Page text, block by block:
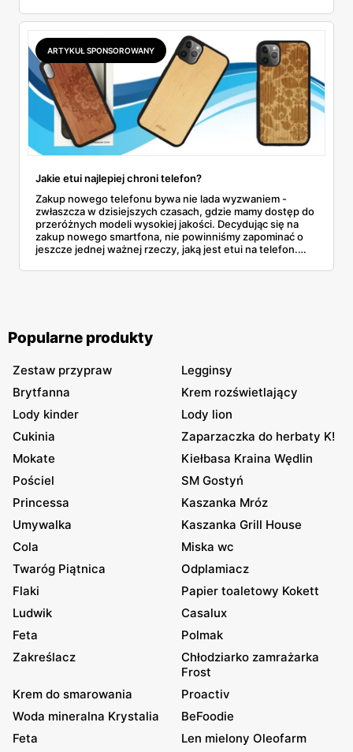
ARTYKUŁ SPONSOROWANY
Jakie etui najlepiej chroni telefon?
Zakup nowego telefonu bywa nie lada wyzwaniem -
zwłaszcza w dzisiejszych czasach, gdzie mamy dostęp do
przeróżnych modeli wysokiej jakości. Decydując się na
zakup nowego smartfona, nie powinniśmy zapominać o
jeszcze jednej ważnej rzeczy, jaką jest etui na telefon.
będzie się świetnie prezentował. Jakie etui na telefon
Popularne produkty
Zestaw przypraw
Legginsy
Brytfanna
Krem rozświetlający
Lody kinder
Lody lion
Cukinia
Zaparzaczka do herbaty K!
Mokate
Kiełbasa Kraina Wędlin
Pościel
SM Gostyń
Princessa
Kaszanka Mróz
Umywalka
Kaszanka Grill House
Cola
Miska wc
Twaróg Piątnica
Odplamiacz
Flaki
Papier toaletowy Kokett
Ludwik
Casalux
Feta
Polmak
Zakreślacz
Chłodziarko zamrażarka
Frost
Krem do smarowania
Proactiv
Woda mineralna Krystalia
BeFoodie
Feta
Len mielony Oleofarm